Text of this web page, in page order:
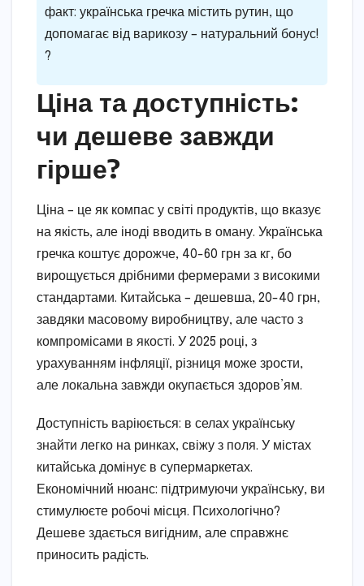
факт: українська гречка містить рутин, що
допомагає від варикозу – натуральний бонус!
?
Ціна та доступність:
чи дешеве завжди
гірше?
Ціна – це як компас у світі продуктів, що вказує
на якість, але іноді вводить в оману. Українська
гречка коштує дорожче, 40-60 грн за кг, бо
вирощується дрібними фермерами з високими
стандартами. Китайська – дешевша, 20-40 грн,
завдяки масовому виробництву, але часто з
компромісами в якості. У 2025 році, з
урахуванням інфляції, різниця може зрости,
але локальна завжди окупається здоров’ям.
Доступність варіюється: в селах українську
знайти легко на ринках, свіжу з поля. У містах
китайська домінує в супермаркетах.
Економічний нюанс: підтримуючи українську, ви
стимулюєте робочі місця. Психологічно?
Дешеве здається вигідним, але справжнє
приносить радість.